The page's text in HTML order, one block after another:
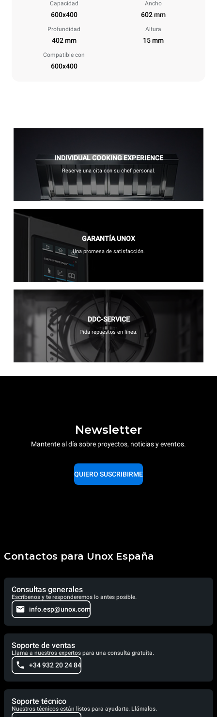
Capacidad
600x400
Ancho
602 mm
Profundidad
402 mm
Altura
15 mm
Compatible con
600x400
INDIVIDUAL COOKING EXPERIENCE
Reserve una cita con su chef personal.
GARANTÍA UNOX
Una promesa de satisfacción.
DDC-SERVICE
Pida repuestos en línea.
Newsletter
Mantente al día sobre proyectos, noticias y eventos.
QUIERO SUSCRIBIRME
Contactos para Unox España
Consultas generales
Escríbenos y te responderemos lo antes posible.
info.esp@unox.com
Soporte de ventas
Llama a nuestros expertos para una consulta gratuita.
+34 932 20 24 84
Soporte técnico
Nuestros técnicos están listos para ayudarte. Llámalos.